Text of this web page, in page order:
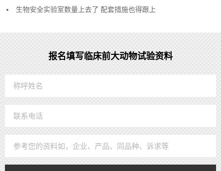
生物安全实验室数量上去了 配套措施也得跟上
报名填写临床前大动物试验资料